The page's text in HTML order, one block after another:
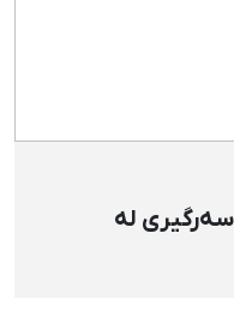
هاوسەرگیری لە